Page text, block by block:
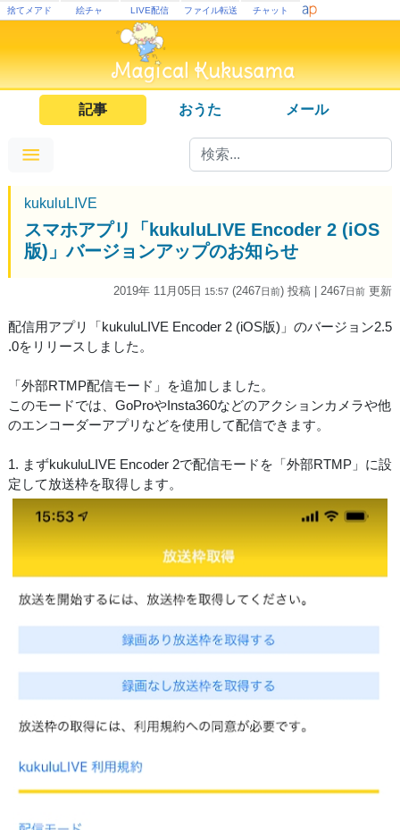
捨てメアド 絵チャ LIVE配信 ファイル転送 チャット
記事 おうた メール
kukuluLIVE
スマホアプリ「kukuluLIVE Encoder 2 (iOS
版)」バージョンアップのお知らせ
2019年 11月05日 15:57 (2467日前) 投稿 | 2467日前 更新
配信用アプリ「kukuluLIVE Encoder 2 (iOS版)」のバージョン2.5
.0をリリースしました。
「外部RTMP配信モード」を追加しました。
このモードでは、GoProやInsta360などのアクションカメラや他
のエンコーダーアプリなどを使用して配信できます。
1. まずkukuluLIVE Encoder 2で配信モードを「外部RTMP」に設
定して放送枠を取得します。